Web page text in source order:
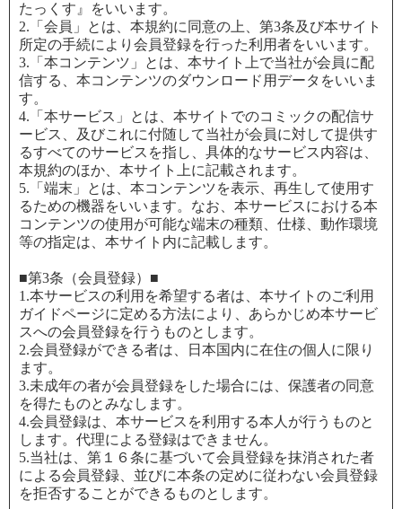
たっくす』をいいます。
2.「会員」とは、本規約に同意の上、第3条及び本サイト
所定の手続により会員登録を行った利用者をいいます。
3.「本コンテンツ」とは、本サイト上で当社が会員に配
信する、本コンテンツのダウンロード用データをいいま
す。
4.「本サービス」とは、本サイトでのコミックの配信サ
ービス、及びこれに付随して当社が会員に対して提供す
るすべてのサービスを指し、具体的なサービス内容は、
本規約のほか、本サイト上に記載されます。
5.「端末」とは、本コンテンツを表示、再生して使用す
るための機器をいいます。なお、本サービスにおける本
コンテンツの使用が可能な端末の種類、仕様、動作環境
等の指定は、本サイト内に記載します。
■第3条（会員登録）■
1.本サービスの利用を希望する者は、本サイトのご利用
ガイドページに定める方法により、あらかじめ本サービ
スへの会員登録を行うものとします。
2.会員登録ができる者は、日本国内に在住の個人に限り
ます。
3.未成年の者が会員登録をした場合には、保護者の同意
を得たものとみなします。
4.会員登録は、本サービスを利用する本人が行うものと
します。代理による登録はできません。
5.当社は、第１６条に基づいて会員登録を抹消された者
による会員登録、並びに本条の定めに従わない会員登録
を拒否することができるものとします。